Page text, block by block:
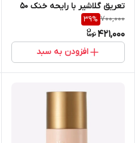
تعریق گلاشیر با رایحه خنک 50
میل اوریفلیم 42542
700,000
39%
421,000
افزودن به سبد